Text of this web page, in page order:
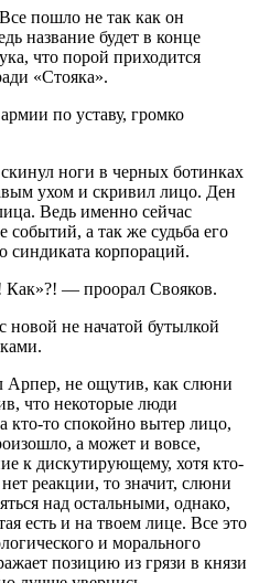
пошло не так как он
название будет в конце
что порой приходится
«Стояка».
по уставу, громко
ноги в черных ботинках
ухом и скривил лицо. Ден
Ведь именно сейчас
событий, а так же судьба его
синдиката корпораций.
— проорал Свояков.
новой не начатой бутылкой
не ощутив, как слюни
что некоторые люди
кто-то спокойно вытер лицо,
а может и вовсе,
к дискутирующему, хотя кто-
реакции, то значит, слюни
над остальными, однако,
есть и на твоем лице. Все это
и морального
позицию из грязи в князи